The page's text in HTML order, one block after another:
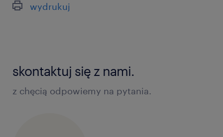
wydrukuj
skontaktuj się z nami.
z chęcią odpowiemy na pytania.